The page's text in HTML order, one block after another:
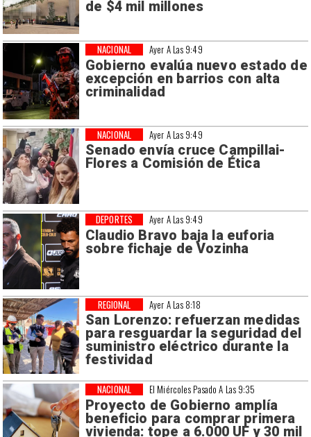
de $4 mil millones
Ayer A Las 9:49
Gobierno evalúa nuevo estado de
excepción en barrios con alta
criminalidad
NACIONAL
Ayer A Las 9:49
Senado envía cruce Campillai-
Flores a Comisión de Ética
NACIONAL
Ayer A Las 9:49
Claudio Bravo baja la euforia
sobre fichaje de Vozinha
DEPORTES
Ayer A Las 8:18
San Lorenzo: refuerzan medidas
para resguardar la seguridad del
suministro eléctrico durante la
festividad
REGIONAL
El Miércoles Pasado A Las 9:35
Proyecto de Gobierno amplía
beneficio para comprar primera
vivienda: tope a 6.000 UF y 30 mil
NACIONAL